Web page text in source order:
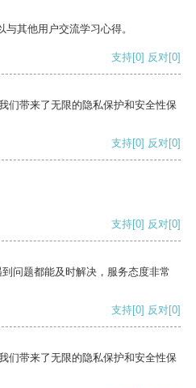
其他用户交流学习心得。
支持[0] 反对[0]
们带来了无限的隐私保护和安全性保
支持[0] 反对[0]
支持[0] 反对[0]
问题都能及时解决，服务态度非常
支持[0] 反对[0]
们带来了无限的隐私保护和安全性保